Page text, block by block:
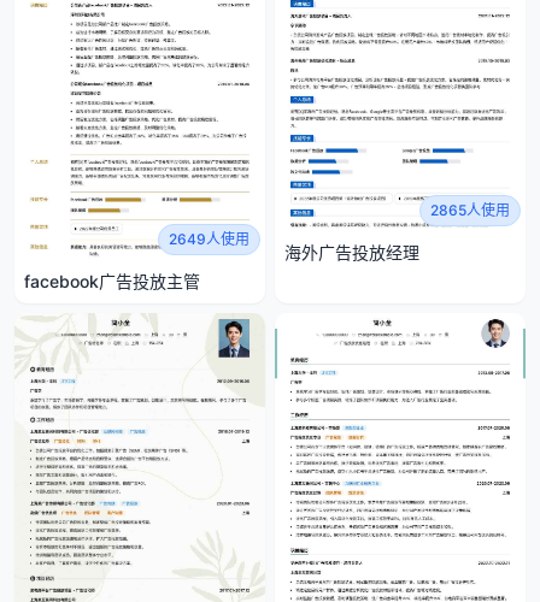
2649人使用
facebook广告投放主管
2865人使用
海外广告投放经理